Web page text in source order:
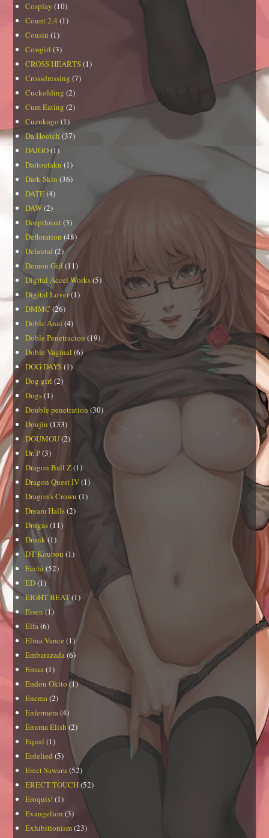
Cosplay (10)
Count 2.4 (1)
Cousin (1)
Cowgirl (3)
CROSS HEARTS(1)
Crossdressing (7)
Cuckolding (2)
Cum Eating (2)
Cuzukago (1)
Da Hootch (37)
DAIGO(1)
Daitoutaku (1)
Dark Skin (36)
DATE(4)
DAW(2)
Deepthroat (3)
Defloration (48)
Delantal (2)
Demon Girl(11)
Digital Accel Works(5)
Digital Lover(1)
DMMC (26)
Doble Anal(4)
Doble Penetracion (19)
Doble Vaginal (6)
DOG DAYS(1)
Dog girl (2)
Dogs(1)
Double penetration(30)
Doujin (133)
DOUMOU(2)
Dr. P(3)
Dragon Ball Z(1)
Dragon Quest IV(1)
Dragon's Crown (1)
Dream Halls(2)
Drogas(11)
Drunk(1)
DT Koubou (1)
Ecchi (52)
ED(1)
EIGHT BEAT(1)
Eisen(1)
Elfa(6)
Elina Vance(1)
Embarazada(6)
Emua(1)
Endou Okito(1)
Enema(2)
Enfermera(4)
Enuma Elish(2)
Equal (1)
Erdelied (5)
Erect Sawaru (52)
ERECT TOUCH(52)
Eroquis! (1)
Evangelion (3)
Exhibitionism(23)